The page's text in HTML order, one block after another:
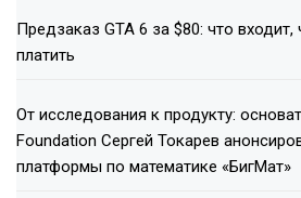
Предзаказ GTA 6 за $80: что входит,
платить
От исследования к продукту:
Foundation Сергей Токарев
платформы по математике «БигМат»